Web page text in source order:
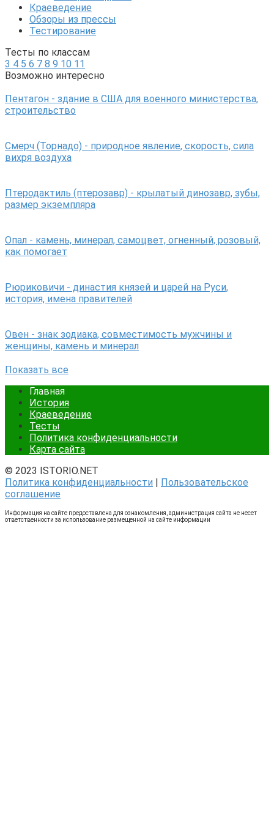
Краеведение
Обзоры из прессы
Тестирование
Тесты по классам
3 4 5 6 7 8 9 10 11
Возможно интересно
Пентагон - здание в США для военного министерства,
строительство
Смерч (Торнадо) - природное явление, скорость, сила
вихря воздуха
Птеродактиль (птерозавр) - крылатый динозавр, зубы,
размер экземпляра
Опал - камень, минерал, самоцвет, огненный, розовый,
как помогает
Рюриковичи - династия князей и царей на Руси,
история, имена правителей
Овен - знак зодиака, совместимость мужчины и
женщины, камень и минерал
Показать все
Главная
История
Краеведение
Тесты
Политика конфиденциальности
Карта сайта
© 2023 ISTORIO.NET
Политика конфиденциальности | Пользовательское
соглашение
Информация на сайте предоставлена для ознакомления, администрация сайта не несет
ответственности за использование размещенной на сайте информации